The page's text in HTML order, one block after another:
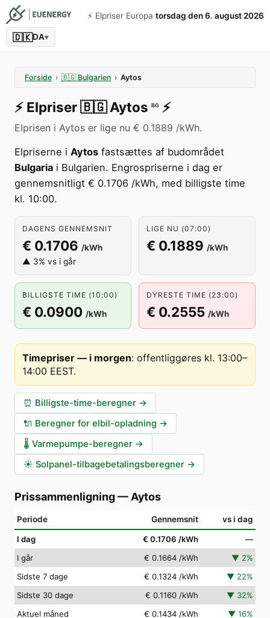
⚡️ Elpriser Europa torsdag den 6. august 2026
🇩🇰DA▾
Forside › 🇧🇬 Bulgarien › Aytos
⚡️ Elpriser🇧🇬 Aytos BG ⚡️
Elprisen i Aytos er lige nu € 0.1889 /kWh.
Elpriserne i Aytos fastsættes af budområdet
Bulgaria i Bulgarien. Engrospriserne i dag er
gennemsnitligt € 0.1706 /kWh, med billigste time
kl. 10:00.
DAGENS GENNEMSNIT
€ 0.1706 /kWh
▲ 3% vs i går
LIGE NU (07:00)
€ 0.1889 /kWh
BILLIGSTE TIME (10:00)
€ 0.0900 /kWh
DYRESTE TIME (23:00)
€ 0.2555 /kWh
Timepriser — i morgen: offentliggøres kl. 13:00–
14:00 EEST.
⏰ Billigste-time-beregner →
🔌 Beregner for elbil-opladning →
🌡️ Varmepumpe-beregner →
☀️ Solpanel-tilbagebetalingsberegner →
Prissammenligning— Aytos
Periode Gennemsnit vs i dag
I dag € 0.1706 /kWh
—
I går
€ 0.1664 /kWh ▼ 2%
Sidste 7 dage
€ 0.1324 /kWh ▼ 22%
Sidste 30 dage
€ 0.1160 /kWh ▼ 32%
Aktuel måned
€ 0.1434 /kWh ▼ 16%